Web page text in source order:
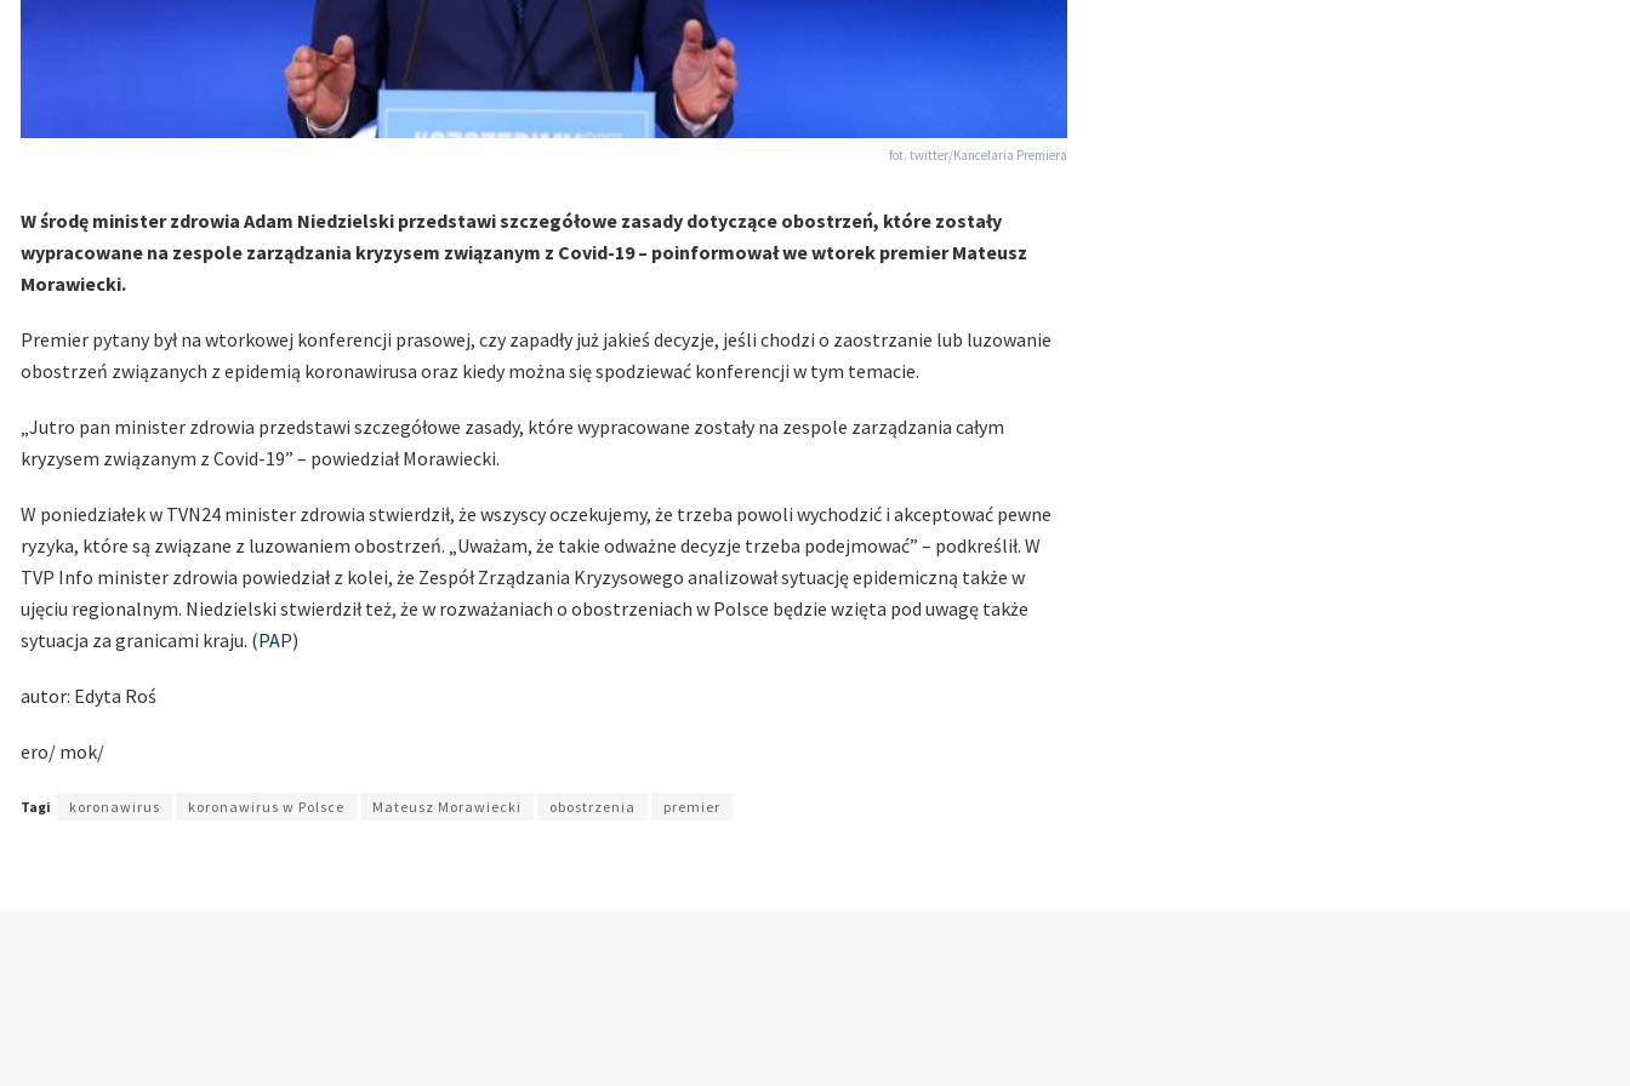
fot. twitter/Kancelaria Premiera
W środę minister zdrowia Adam Niedzielski przedstawi szczegółowe zasady dotyczące obostrzeń, które zostały
wypracowane na zespole zarządzania kryzysem związanym z Covid-19 – poinformował we wtorek premier Mateusz
Morawiecki.
Premier pytany był na wtorkowej konferencji prasowej, czy zapadły już jakieś decyzje, jeśli chodzi o zaostrzanie lub luzowanie
obostrzeń związanych z epidemią koronawirusa oraz kiedy można się spodziewać konferencji w tym temacie.
„Jutro pan minister zdrowia przedstawi szczegółowe zasady, które wypracowane zostały na zespole zarządzania całym
kryzysem związanym z Covid-19” – powiedział Morawiecki.
W poniedziałek w TVN24 minister zdrowia stwierdził, że wszyscy oczekujemy, że trzeba powoli wychodzić i akceptować pewne
ryzyka, które są związane z luzowaniem obostrzeń. „Uważam, że takie odważne decyzje trzeba podejmować” – podkreślił. W
TVP Info minister zdrowia powiedział z kolei, że Zespół Zrządzania Kryzysowego analizował sytuację epidemiczną także w
ujęciu regionalnym. Niedzielski stwierdził też, że w rozważaniach o obostrzeniach w Polsce będzie wzięta pod uwagę także
sytuacja za granicami kraju. (PAP)
autor: Edyta Roś
ero/ mok/
Tagi koronawirus koronawirus w Polsce Mateusz Morawiecki obostrzenia premier